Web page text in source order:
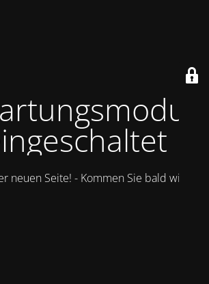
neuen Seite! - Kommen Sie bald wieder.